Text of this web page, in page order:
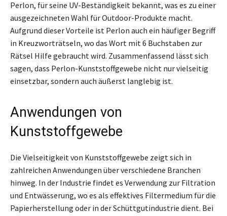
Perlon, für seine UV-Beständigkeit bekannt, was es zu einer
ausgezeichneten Wahl für Outdoor-Produkte macht.
Aufgrund dieser Vorteile ist Perlon auch ein häufiger Begriff
in Kreuzworträtseln, wo das Wort mit 6 Buchstaben zur
Rätsel Hilfe gebraucht wird. Zusammenfassend lässt sich
sagen, dass Perlon-Kunststoffgewebe nicht nur vielseitig
einsetzbar, sondern auch äußerst langlebig ist.
Anwendungen von
Kunststoffgewebe
Die Vielseitigkeit von Kunststoffgewebe zeigt sich in
zahlreichen Anwendungen über verschiedene Branchen
hinweg. In der Industrie findet es Verwendung zur Filtration
und Entwässerung, wo es als effektives Filtermedium für die
Papierherstellung oder in der Schüttgutindustrie dient. Bei